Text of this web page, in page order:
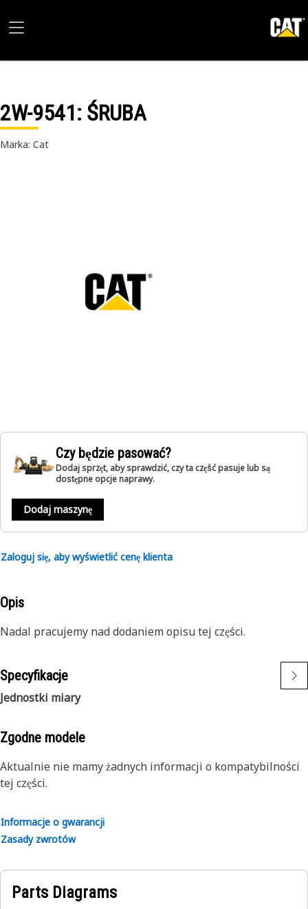
2W-9541: ŚRUBA
Marka: Cat
Czy będzie pasować?
Dodaj sprzęt, aby sprawdzić, czy ta część pasuje lub są
dostępne opcje naprawy.
Dodaj maszynę
Zaloguj się, aby wyświetlić cenę klienta
Opis
Nadal pracujemy nad dodaniem opisu tej części.
Specyfikacje
Jednostki miary
Zgodne modele
Aktualnie nie mamy żadnych informacji o kompatybilności
tej części.
Informacje o gwarancji
Zasady zwrotów
Parts Diagrams